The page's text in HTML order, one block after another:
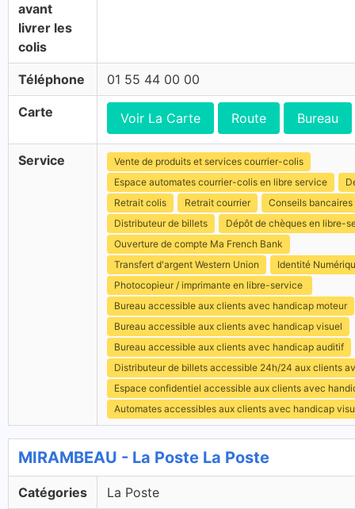
avant
livrer les
colis
Téléphone 01 55 44 00 00
Carte Voir La Carte Route Bureau
Service
Vente de produits et services courrier-colis
Espace automates courrier-colis en libre service
Retrait colis
Retrait courrier
Conseils bancaires
Distributeur de billets
Dépôt de chèques en libre-
Ouverture de compte Ma French Bank
Transfert d'argent Western Union
Identité
Photocopieur / imprimante en libre-service
Bureau accessible aux clients avec handicap moteur
Bureau accessible aux clients avec handicap visuel
Bureau accessible aux clients avec handicap auditif
Distributeur de billets accessible 24h/24 aux clients
Espace confidentiel accessible aux clients avec
Automates accessibles aux clients avec handicap
MIRAMBEAU - La Poste La Poste
Catégories La Poste